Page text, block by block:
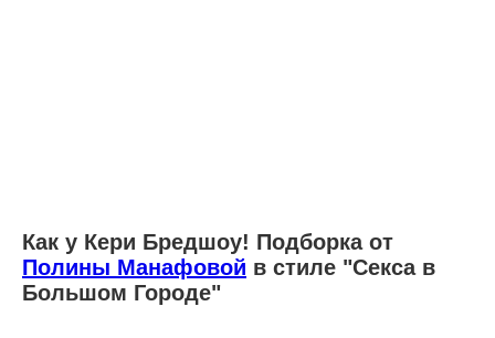
Как у Кери Бредшоу! Подборка от
Полины Манафовой в стиле "Секса в
Большом Городе"